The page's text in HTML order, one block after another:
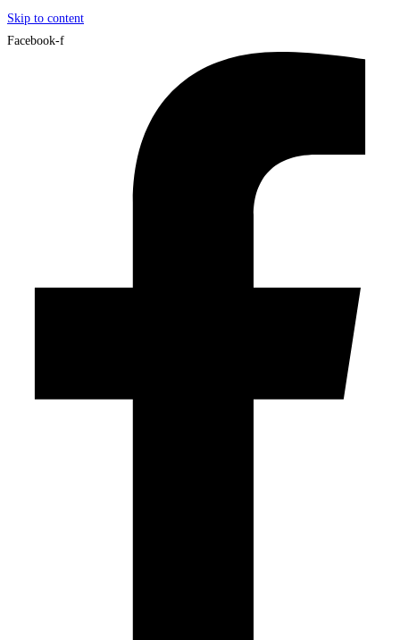
Skip to content
Facebook-f